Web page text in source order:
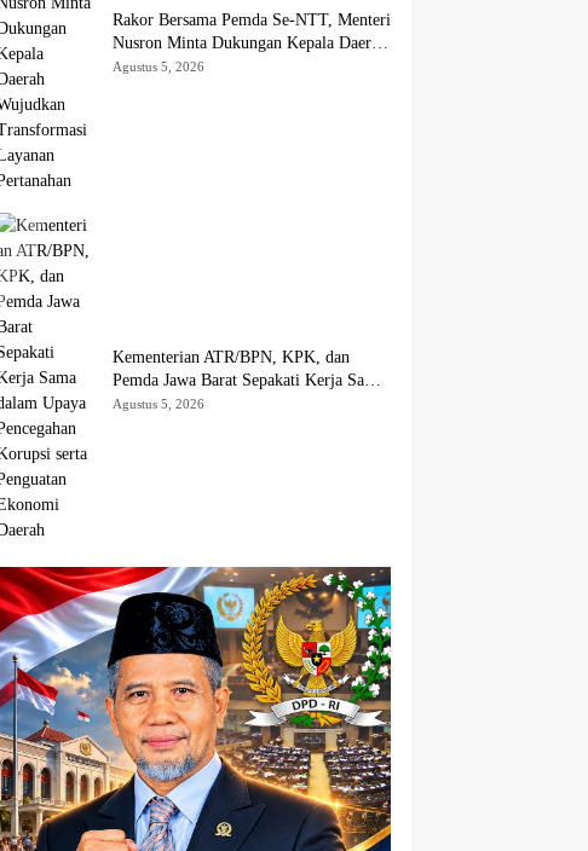
Rakor Bersama Pemda Se-NTT, Menteri
Nusron Minta Dukungan Kepala Daerah
Wujudkan Transformasi Layanan
Agustus 5, 2026
Kementerian ATR/BPN, KPK, dan
Pemda Jawa Barat Sepakati Kerja Sama
dalam Upaya Pencegahan Korupsi serta
Agustus 5, 2026